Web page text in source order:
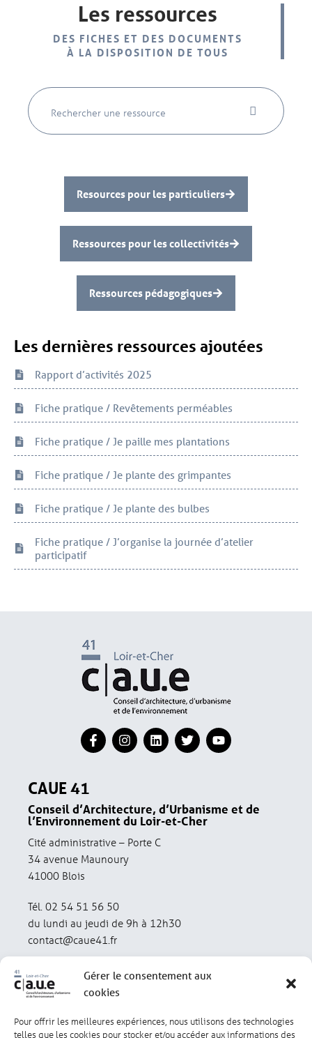
Gérer le consentement aux
cookies
Pour offrir les meilleures expériences, nous utilisons des technologies
telles que les cookies pour stocker et/ou accéder aux informations des
Les ressources
DES FICHES ET DES DOCUMENTS
À LA DISPOSITION DE TOUS
Resources pour les particuliers
Ressources pour les collectivités
Ressources pédagogiques
Les dernières ressources ajoutées
Rapport d’activités 2025
Fiche pratique / Revêtements perméables
Fiche pratique / Je paille mes plantations
Fiche pratique / Je plante des grimpantes
Fiche pratique / Je plante des bulbes
Fiche pratique / J’organise la journée d’atelier
participatif
CAUE 41
Conseil d’Architecture, d’Urbanisme et de
l’Environnement du Loir-et-Cher
Cité administrative – Porte C
34 avenue Maunoury
41000 Blois
Tél. 02 54 51 56 50
du lundi au jeudi de 9h à 12h30
contact@caue41.fr
Mentions légales Politique de confidentialité